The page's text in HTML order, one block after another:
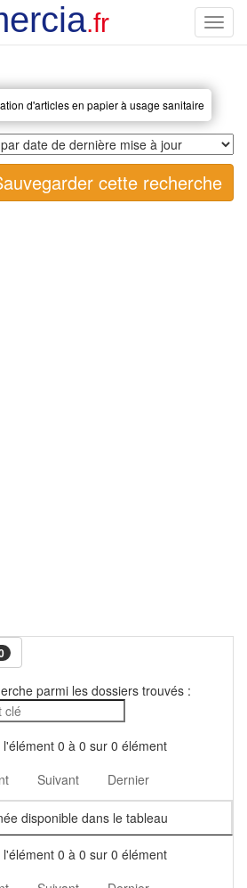
.fr
d'articles en papier à usage sanitaire
cette recherche
parmi les dossiers trouvés :
0 à 0 sur 0 élément
Suivant Dernier
disponible dans le tableau
0 à 0 sur 0 élément